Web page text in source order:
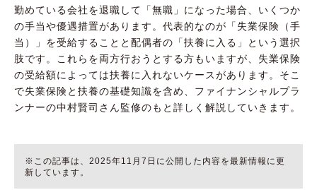
勤めている会社を退職して「無職」になった場合、いくつか
の手当や優遇措置があります。代表的なのが「失業保険（手
当）」を受給することと配偶者の「扶養に入る」という選択
肢です。これらを両方行おうとする方もいますが、失業保険
の受給額によっては扶養に入れないケースがあります。そこ
で失業保険と扶養の基礎知識を含め、ファイナンシャルプラ
ンナーの中村賢司さん監修のもと詳しく解説していきます。
※この記事は、2025年11月7日に公開した内容を最新情報に更
新しています。